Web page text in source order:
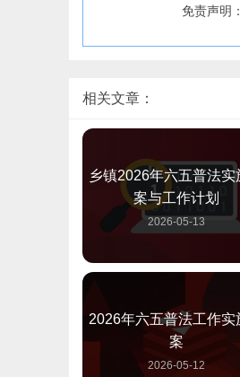
免责声明
相关文章：
乡镇2026年六五普法实
案与工作计划
2026-05-13
2026年六五普法工作实
案
2026-05-12